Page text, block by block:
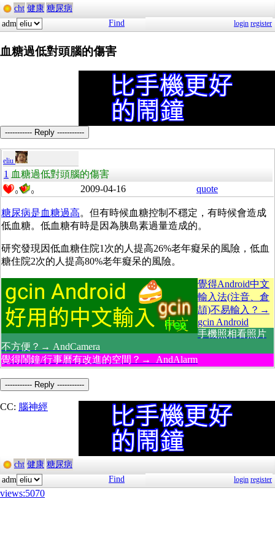
cht 健康 糖尿病
adm
Find login register
血糖過低對頭腦的傷害
----------- Reply -----------
eliu
1 血糖過低對頭腦的傷害
0 0 2009-04-16 quote
糖尿病是血糖過高。但有時候血糖控制不穩定，有時候會造成
低血糖。低血糖有時是因為胰島素過量造成的。
研究發現因低血糖住院1次的人提高26%老年癡呆的風險，低血
糖住院2次的人提高80%老年癡呆的風險。
覺得Android中文
輸入法(注音、倉
頡)不易輸入？→
gcin Android
手機照相看照片
不方便？→ AndCamera
覺得鬧鐘/行事曆有改進的空間？→ AndAlarm
----------- Reply -----------
CC: 腦神經
cht 健康 糖尿病
adm
Find login register
views:5070